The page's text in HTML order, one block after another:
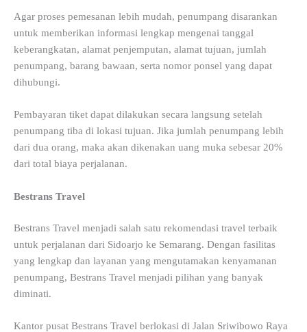
Agar proses pemesanan lebih mudah, penumpang disarankan
untuk memberikan informasi lengkap mengenai tanggal
keberangkatan, alamat penjemputan, alamat tujuan, jumlah
penumpang, barang bawaan, serta nomor ponsel yang dapat
dihubungi.
Pembayaran tiket dapat dilakukan secara langsung setelah
penumpang tiba di lokasi tujuan. Jika jumlah penumpang lebih
dari dua orang, maka akan dikenakan uang muka sebesar 20%
dari total biaya perjalanan.
Bestrans Travel
Bestrans Travel menjadi salah satu rekomendasi travel terbaik
untuk perjalanan dari Sidoarjo ke Semarang. Dengan fasilitas
yang lengkap dan layanan yang mengutamakan kenyamanan
penumpang, Bestrans Travel menjadi pilihan yang banyak
diminati.
Kantor pusat Bestrans Travel berlokasi di Jalan Sriwibowo Raya